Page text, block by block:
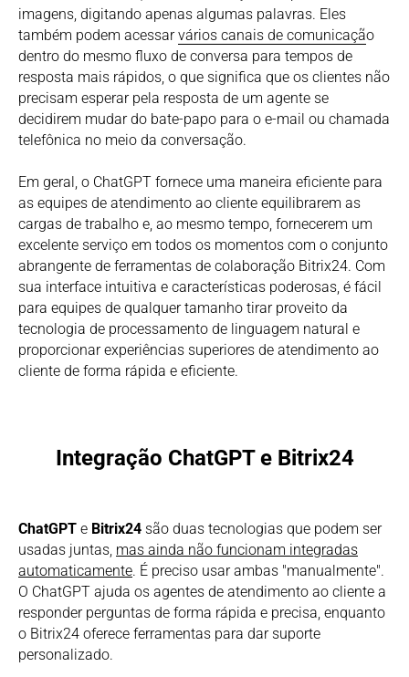
imagens, digitando apenas algumas palavras. Eles
também podem acessarvários canais de comunicação
dentro do mesmo fluxo de conversa para tempos de
resposta mais rápidos, o que significa que os clientes não
precisam esperar pela resposta de um agente se
decidirem mudar do bate-papo para o e-mail ou chamada
telefônica no meio da conversação.
Em geral, o ChatGPT fornece uma maneira eficiente para
as equipes de atendimento ao cliente equilibrarem as
cargas de trabalho e, ao mesmo tempo, fornecerem um
excelente serviço em todos os momentos com o conjunto
abrangente de ferramentas de colaboração Bitrix24. Com
sua interface intuitiva e características poderosas, é fácil
para equipes de qualquer tamanho tirar proveito da
tecnologia de processamento de linguagem natural e
proporcionar experiências superiores de atendimento ao
cliente de forma rápida e eficiente.
Integração ChatGPT e Bitrix24
ChatGPT e Bitrix24 são duas tecnologias que podem ser
usadas juntas, mas ainda não funcionam integradas
automaticamente. É preciso usar ambas "manualmente".
O ChatGPT ajuda os agentes de atendimento ao cliente a
responder perguntas de forma rápida e precisa, enquanto
o Bitrix24 oferece ferramentas para dar suporte
personalizado.